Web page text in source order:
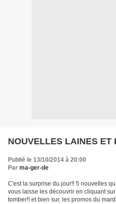
NOUVELLES LAINES ET
Publié le 13/10/2014 à 20:00
Par ma-ger-de
C'est la surprise du jour!! 5 nouvelles
vous laisse les découvrir en cliquant
tomber!! et bien sur, les promos du